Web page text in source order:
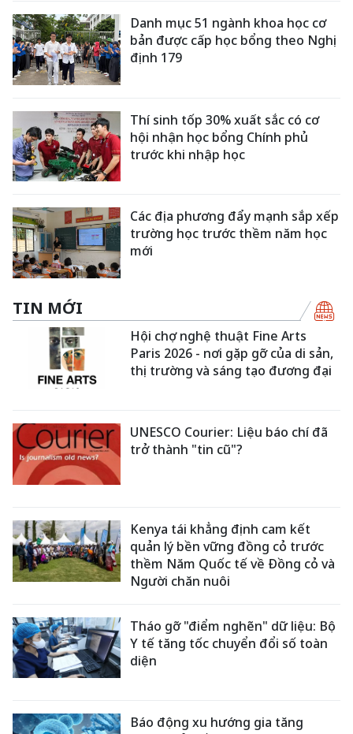
Danh mục 51 ngành khoa học cơ
bản được cấp học bổng theo Nghị
định 179
Thí sinh tốp 30% xuất sắc có cơ
hội nhận học bổng Chính phủ
trước khi nhập học
Các địa phương đẩy mạnh sắp xếp
trường học trước thềm năm học
mới
TIN MỚI
Hội chợ nghệ thuật Fine Arts
Paris 2026 - nơi gặp gỡ của di sản,
thị trường và sáng tạo đương đại
UNESCO Courier: Liệu báo chí đã
trở thành "tin cũ"?
Kenya tái khẳng định cam kết
quản lý bền vững đồng cỏ trước
thềm Năm Quốc tế về Đồng cỏ và
Người chăn nuôi
Tháo gỡ "điểm nghẽn" dữ liệu: Bộ
Y tế tăng tốc chuyển đổi số toàn
diện
Báo động xu hướng gia tăng